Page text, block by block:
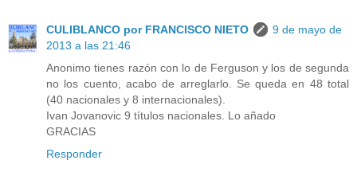
CULIBLANCO por FRANCISCO NIETO
9 de mayo de
2013 a las 21:46
Anonimo tienes razón con lo de Ferguson y los de segunda
no los cuento, acabo de arreglarlo. Se queda en 48 total
(40 nacionales y 8 internacionales).
Ivan Jovanovic 9 títulos nacionales. Lo añado
GRACIAS
Responder